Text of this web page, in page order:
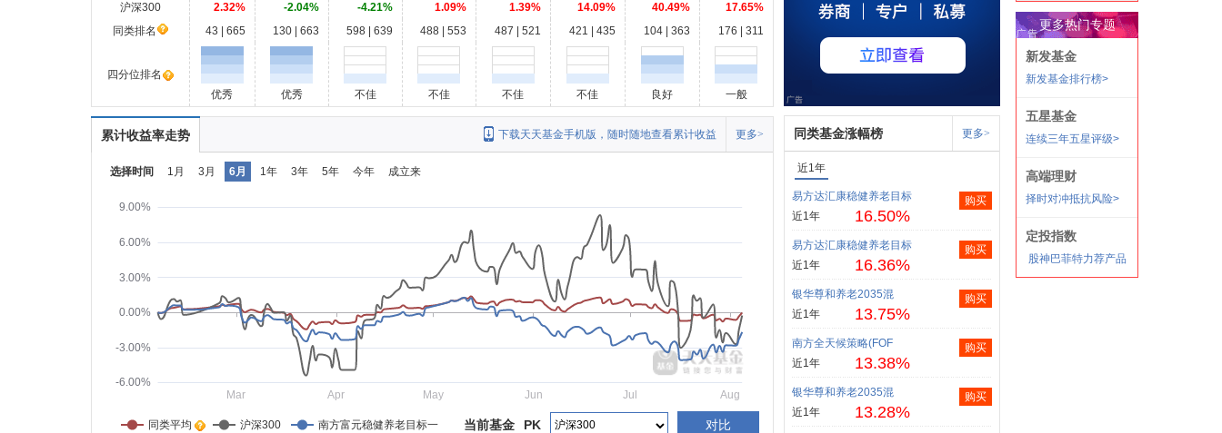
沪深300
2.32% -2.04% -4.21% 1.09% 1.39% 14.09% 40.49%
17.65%
同类排名
43 | 665 130 | 663 598 | 639 488 | 553 487 | 521 421 | 435 104 | 363 176 | 311
四分位排名
优秀
优秀 不佳 不佳 不佳 不佳 良好 一般
累计收益率走势 更多>
下载天天基金手机版，随时随地查看累计收益
选择时间 1月 3月 6月 1年 3年 5年 今年 成立来
-6.00%
-3.00%
0.00%
3.00%
6.00%
9.00%
Mar Apr May Jun Jul Aug
同类平均 沪深300 南方富元稳健养老目标一 对比
PK
当前基金
同类基金涨幅榜 更多>
近1年
易方达汇康稳健养老目标
近1年
16.50%
购买
易方达汇康稳健养老目标
近1年
16.36%
购买
银华尊和养老2035混
近1年
13.75%
购买
南方全天候策略(FOF
近1年
13.38%
购买
银华尊和养老2035混
近1年
13.28%
购买